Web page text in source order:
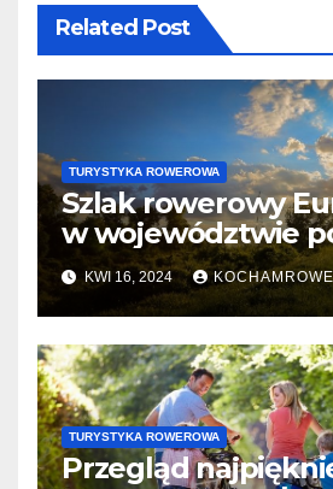
Related Post
TURYSTYKA ROWEROWA
Szlak rowerowy
w województwie
KWI 16, 2024
TURYSTYKA ROWEROWA
Przegląd